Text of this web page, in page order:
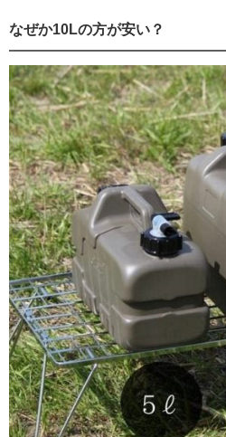
なぜか10Lの方が安い？